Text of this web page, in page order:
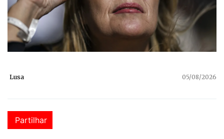
Lusa 05/08/2026
Partilhar